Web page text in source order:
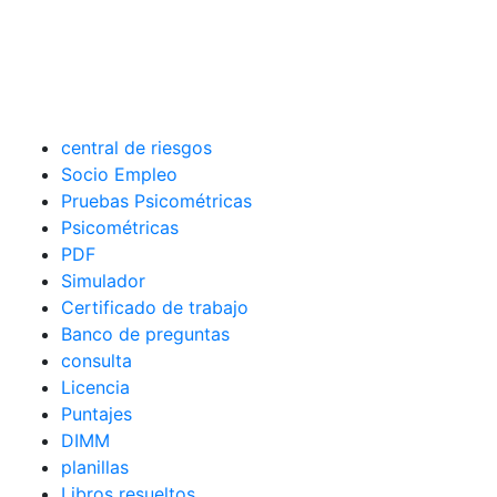
central de riesgos
Socio Empleo
Pruebas Psicométricas
Psicométricas
PDF
Simulador
Certificado de trabajo
Banco de preguntas
consulta
Licencia
Puntajes
DIMM
planillas